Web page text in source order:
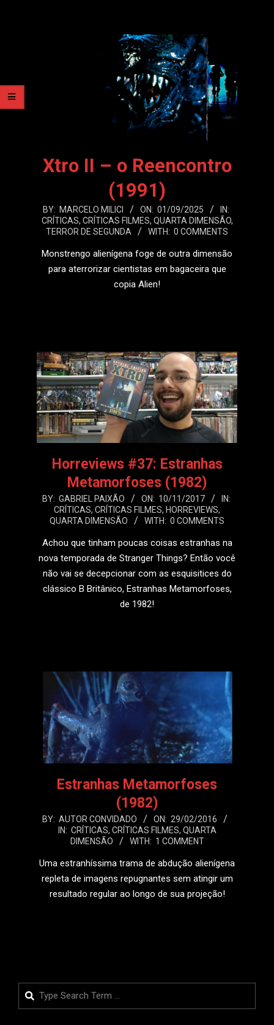
Xtro II – o Reencontro
(1991)
2025-
09-
BY: MARCELO MILICI ON: 01/09/2025
IN:
CRÍTICAS, CRÍTICAS FILMES, QUARTA DIMENSÃO,
TERROR DE SEGUNDA
WITH: 0 COMMENTS
Monstrengo alienígena foge de outra dimensão
para aterrorizar cientistas em bagaceira que
copia Alien!
Horreviews #37: Estranhas
Metamorfoses (1982)
2017-
BY: GABRIEL PAIXÃO ON: 10/11/2017
IN:
CRÍTICAS, CRÍTICAS FILMES, HORREVIEWS,
QUARTA DIMENSÃO
WITH: 0 COMMENTS
Achou que tinham poucas coisas estranhas na
nova temporada de Stranger Things? Então você
não vai se decepcionar com as esquisitices do
clássico B Britânico, Estranhas Metamorfoses,
de 1982!
Estranhas Metamorfoses
(1982)
2016-
BY: AUTOR CONVIDADO ON: 29/02/2016
IN: CRÍTICAS, CRÍTICAS FILMES, QUARTA
DIMENSÃO
WITH: 1 COMMENT
Uma estranhíssima trama de abdução alienígena
repleta de imagens repugnantes sem atingir um
resultado regular ao longo de sua projeção!
Search